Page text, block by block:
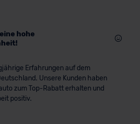
hohe
Erfahrungen auf dem
Unsere Kunden haben
zum Top-Rabatt erhalten und
positiv.